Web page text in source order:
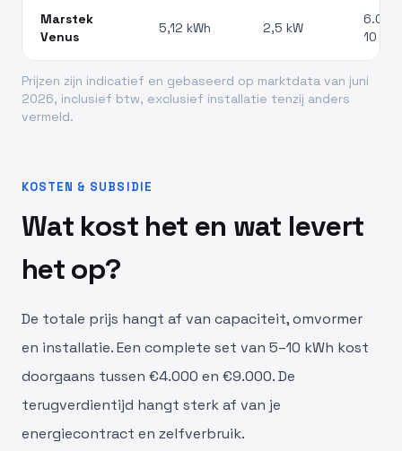
Marstek
Venus
5,12 kWh 2,5 kW
6.000
10 jr
Prijzen zijn indicatief en gebaseerd op marktdata van juni
2026, inclusief btw, exclusief installatie tenzij anders
vermeld.
KOSTEN & SUBSIDIE
Wat kost het en wat levert
het op?
De totale prijs hangt af van capaciteit, omvormer
en installatie. Een complete set van 5–10 kWh kost
doorgaans tussen €4.000 en €9.000. De
terugverdientijd hangt sterk af van je
energiecontract en zelfverbruik.